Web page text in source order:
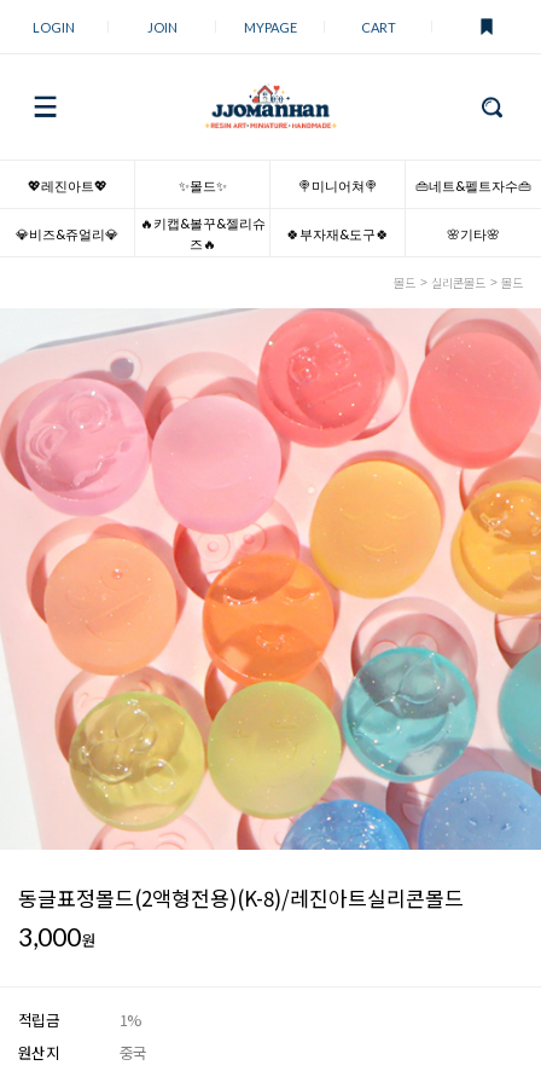
LOGIN JOIN MYPAGE CART
💖레진아트💖 ✨몰드✨ 🍭미니어쳐🍭 👜네트&펠트자수👜
💎비즈&쥬얼리💎
🔥키캡&볼꾸&젤리슈
즈🔥
🍀부자재&도구🍀 🌸기타🌸
몰드 실리콘몰드 몰드
동글표정몰드(2액형전용)(K-8)/레진아트실리콘몰드
3,000원
적립금
1%
원산지
중국